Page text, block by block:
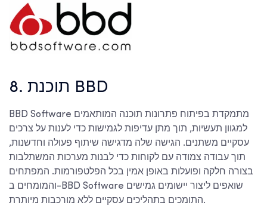
8. תוכנת BBD
BBD Software מתמקדת בפיתוח פתרונות תוכנה המותאמים
למגוון תעשיות, תוך מתן עדיפות לגמישות כדי לענות על צרכים
עסקיים משתנים. הגישה שלה מדגישה שיתוף פעולה וחדשנות,
תוך עבודה צמודה עם לקוחות כדי לבנות מערכות המשתלבות
בצורה חלקה ופועלות באופן אמין בכל הפלטפורמות. המפתחים
והמומחים ב-BBD Software שואפים ליצור יישומים גמישים
התומכים בתהליכים עסקיים ללא מורכבות מיותרת.